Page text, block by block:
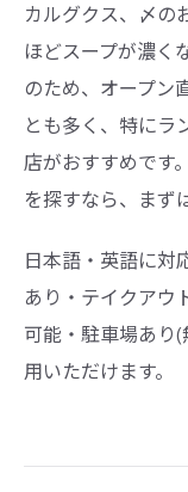
カルグクス、〆の
ほどスープが濃く
のため、オープン
とも多く、特にラ
店がおすすめです
を探すなら、まず
日本語・英語に対
あり・テイクアウ
可能・駐車場あり
用いただけます。